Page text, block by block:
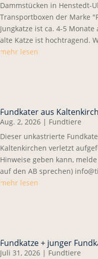
Dammstücken in Henstedt-
Transportboxen der Marke
Jungkatze ist ca. 4-5
alte Katze ist hochtragend.
mehr lesen
Fundkater aus
Aug. 2, 2026 | Fundtiere
Dieser unkastrierte
Kaltenkirchen verletzt
Hinweise geben kann,
auf den AB sprechen)
mehr lesen
Fundkatze + junger
Juli 31, 2026 | Fundtiere